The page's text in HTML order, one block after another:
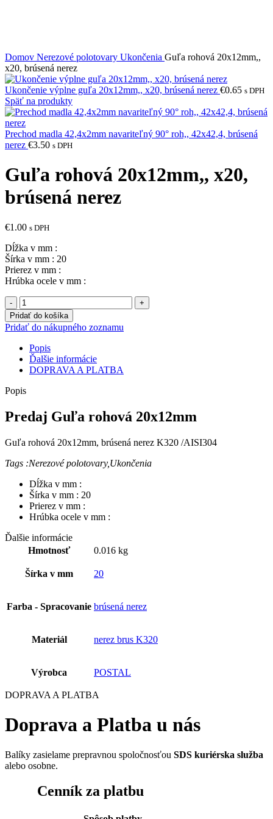
Domov Nerezové polotovary Ukončenia Guľa rohová 20x12mm,,
x20, brúsená nerez
Ukončenie výplne guľa 20x12mm,, x20, brúsená nerez €0.65 s DPH
Späť na produkty
Prechod madla 42,4x2mm navariteľný 90° roh,, 42x42,4, brúsená
nerez €3.50 s DPH
Guľa rohová 20x12mm,, x20,
brúsená nerez
€1.00 s DPH
Dĺžka v mm :
Šírka v mm : 20
Prierez v mm :
Hrúbka ocele v mm :
množstvo
Guľa
rohová
20x12mm,,
x20,
brúsená
nerez
Pridať do košíka
Pridať do nákupného zoznamu
Popis
Ďalšie informácie
DOPRAVA A PLATBA
Popis
Predaj Guľa rohová 20x12mm
Guľa rohová 20x12mm, brúsená nerez K320 /AISI304
Tags :Nerezové polotovary,Ukončenia
Dĺžka v mm :
Šírka v mm : 20
Prierez v mm :
Hrúbka ocele v mm :
Ďalšie informácie
Hmotnosť
0.016 kg
Šírka v mm 20
Farba - Spracovanie brúsená nerez
Materiál nerez brus K320
Výrobca POSTAL
DOPRAVA A PLATBA
Doprava a Platba u nás
Balíky zasielame prepravnou spoločnosťou SDS kuriérska služba
alebo osobne.
Cenník za platbu